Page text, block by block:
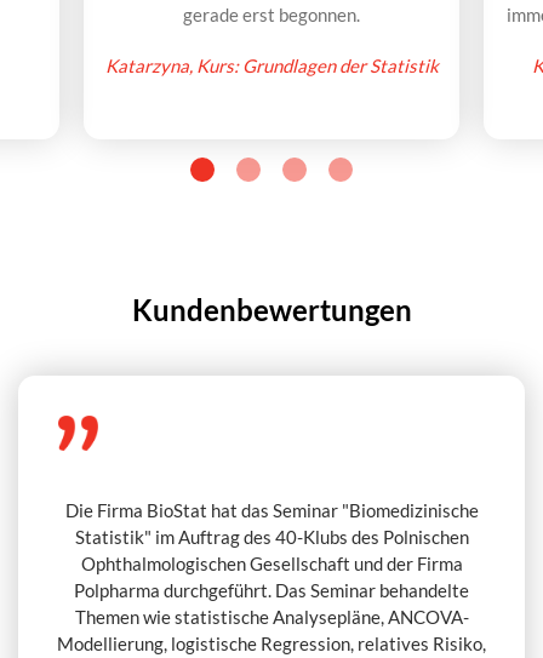
gerade erst begonnen.
Katarzyna, Kurs: Grundlagen der Statistik
Kundenbewertungen
Die Firma BioStat hat das Seminar "Biomedizinische
Statistik" im Auftrag des 40-Klubs des Polnischen
Ophthalmologischen Gesellschaft und der Firma
Polpharma durchgeführt. Das Seminar behandelte
Themen wie statistische Analysepläne, ANCOVA-
Modellierung, logistische Regression, relatives Risiko,